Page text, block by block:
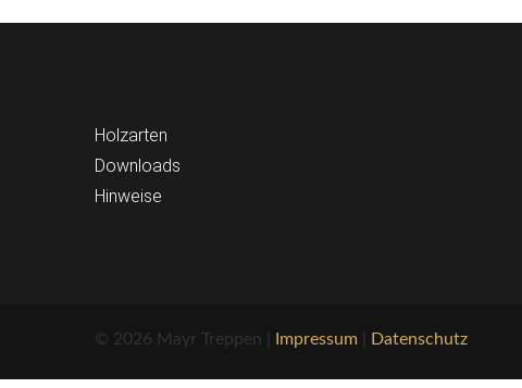
Holzarten
Downloads
Hinweise
© 2026 Mayr Treppen | Impressum Datenschutz